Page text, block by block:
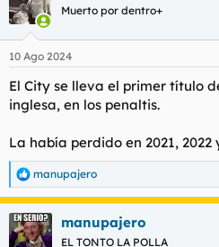
Muerto por dentro+
10 Ago 2024
El City se lleva el primer título
inglesa, en los penaltis.
La había perdido en 2021, 2022
R
e
a
c
c
manupajero
manupajero
EL TONTO LA POLLA